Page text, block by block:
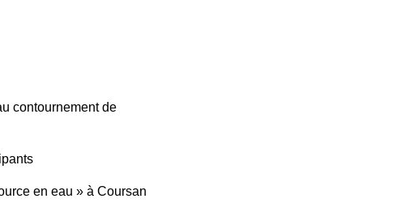
contournement de
en eau » à Coursan